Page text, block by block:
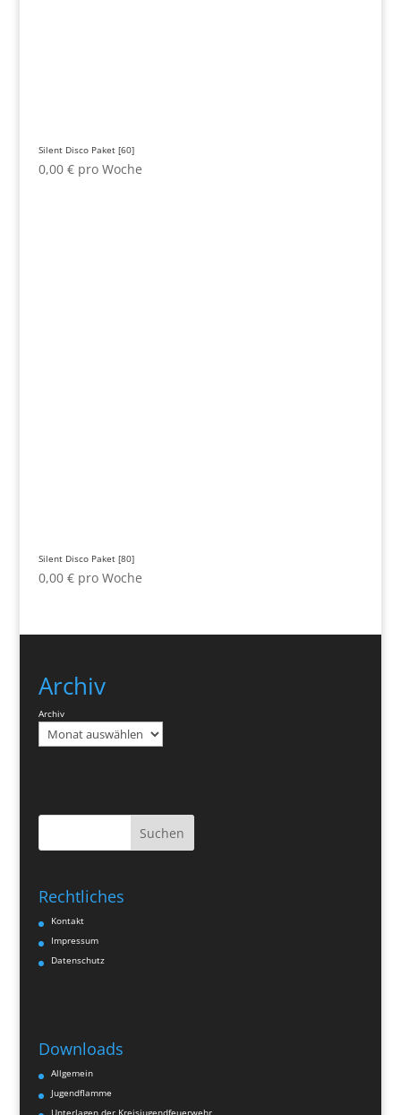
Silent Disco Paket [60]
0,00 €pro Woche
Silent Disco Paket [80]
0,00 €pro Woche
Archiv
Archiv
Suchen
Rechtliches
Kontakt
Impressum
Datenschutz
Downloads
Allgemein
Jugendflamme
Unterlagen der Kreisjugendfeuerwehr